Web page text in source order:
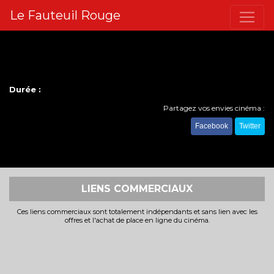
Le Fauteuil Rouge
Durée :
Partagez vos envies cinéma :
Facebook Twitter
LIENS COMMERCIAUX
Ces liens commerciaux sont totalement indépendants et sans lien avec les
offres et l'achat de place en ligne du cinéma.